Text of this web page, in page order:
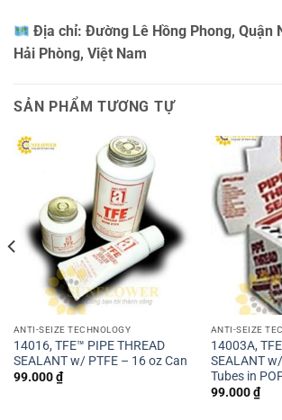
Địa chỉ:Đường Lê Hồng Phong, Quận
Hải Phòng, Việt Nam
SẢN PHẨM TƯƠNG TỰ
ANTI-SEIZE TECHNOLOGY
14016, TFE™ PIPE THREAD
SEALANT w/ PTFE – 16 oz Can
99.000₫
ANTI-SEIZE
14003A,
SEALANT
Tubes in
99.000₫